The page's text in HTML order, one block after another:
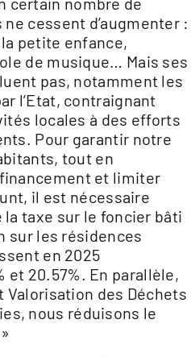
cessent d’augmenter :
petite enfance,
de musique… Mais ses
pas, notamment les
l’Etat, contraignant
locales à des efforts
Pour garantir notre
tout en
et limiter
il est nécessaire
la taxe sur le foncier bâti
sur les résidences
en 2025
20.57%. En parallèle,
des Déchets
nous réduisons le